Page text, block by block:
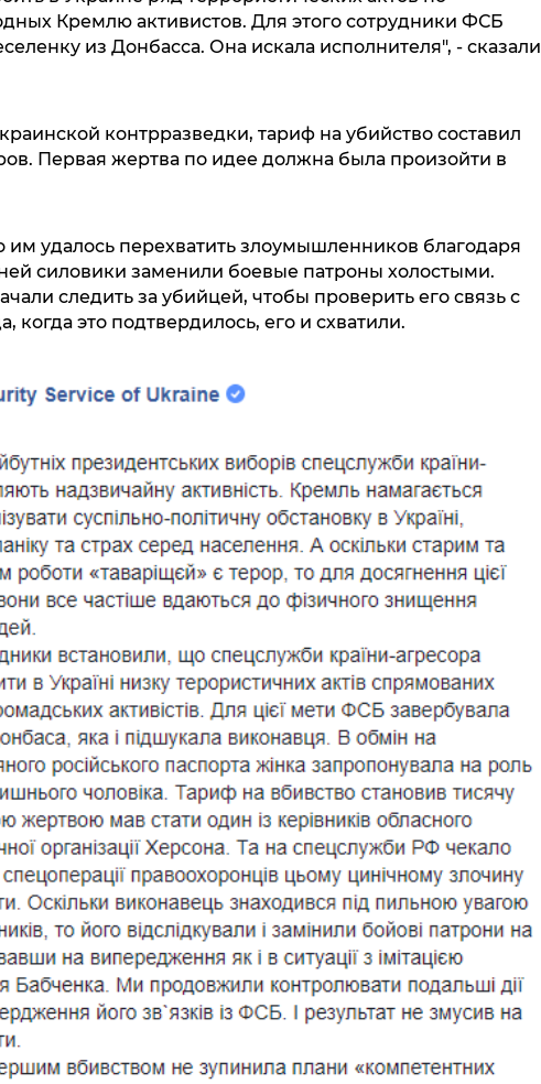
Кремлю активистов. Для этого сотрудники ФСБ
из Донбасса. Она искала исполнителя", - сказали
контрразведки, тариф на убийство составил
Первая жертва по идее должна была произойти в
им удалось перехватить злоумышленников благодаря
силовики заменили боевые патроны холостыми.
следить за убийцей, чтобы проверить его связь с
когда это подтвердилось, его и схватили.